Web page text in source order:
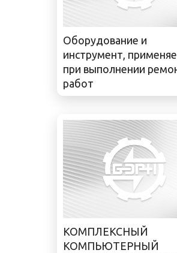
Оборудование и
инструмент,
при выполнении
работ
КОМПЛЕКСНЫЙ
КОМПЬЮТЕРНЫЙ